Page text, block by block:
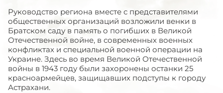
Руководство региона вместе с представителями
общественных организаций возложили венки в
Братском саду в память о погибших в Великой
Отечественной войне, в современных военных
конфликтах и специальной военной операции на
Украине. Здесь во время Великой Отечественной
войны в 1943 году были захоронены останки 25
красноармейцев, защищавших подступы к городу
Астрахани.